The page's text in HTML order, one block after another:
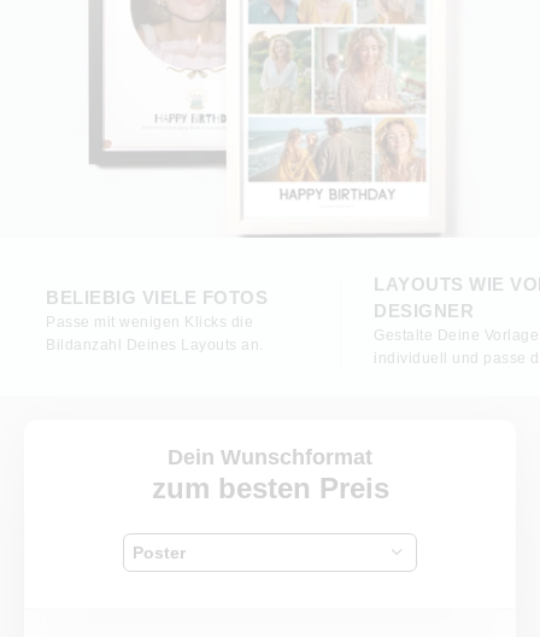
BELIEBIG VIELE FOTOS
Passe mit wenigen Klicks die
Bildanzahl Deines Layouts an.
LAYOUTS WIE
DESIGNER
Gestalte Deine
individuell und passe
Dein Wunschformat
zum besten Preis
Poster